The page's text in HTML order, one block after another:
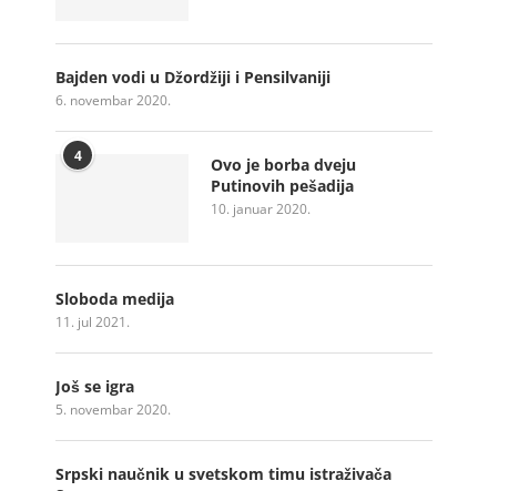
Bajden vodi u Džordžiji i Pensilvaniji
6. novembar 2020.
4
Ovo je borba dveju
Putinovih pešadija
10. januar 2020.
Sloboda medija
11. jul 2021.
Još se igra
5. novembar 2020.
Srpski naučnik u svetskom timu istraživača